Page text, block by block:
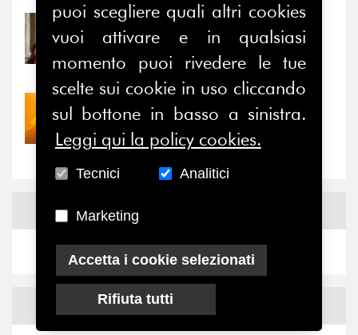
31/07/2026
Prima della pausa estiva,
il valore di...
30/07/2026
Nove anni dopo la
“grande cecità”: la...
News
News
puoi scegliere quali altri cookies
vuoi attivare e in qualsiasi
momento puoi rivedere le tue
scelte sui cookie in uso cliccando
sul bottone in basso a sinistra.
Leggi qui la policy cookies.
Tecnici Analitici
Marketing
Accetta i cookie selezionati
Rifiuta tutti